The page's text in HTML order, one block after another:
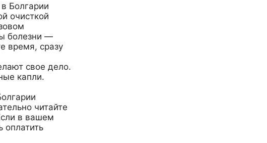
Болгарии
очисткой
болезни —
время, сразу
свое дело.
капли.
читайте
в вашем
оплатить